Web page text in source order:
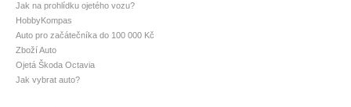
Jak na prohlídku ojetého vozu?
HobbyKompas
Auto pro začátečníka do 100 000 Kč
Zboží Auto
Ojetá Škoda Octavia
Jak vybrat auto?